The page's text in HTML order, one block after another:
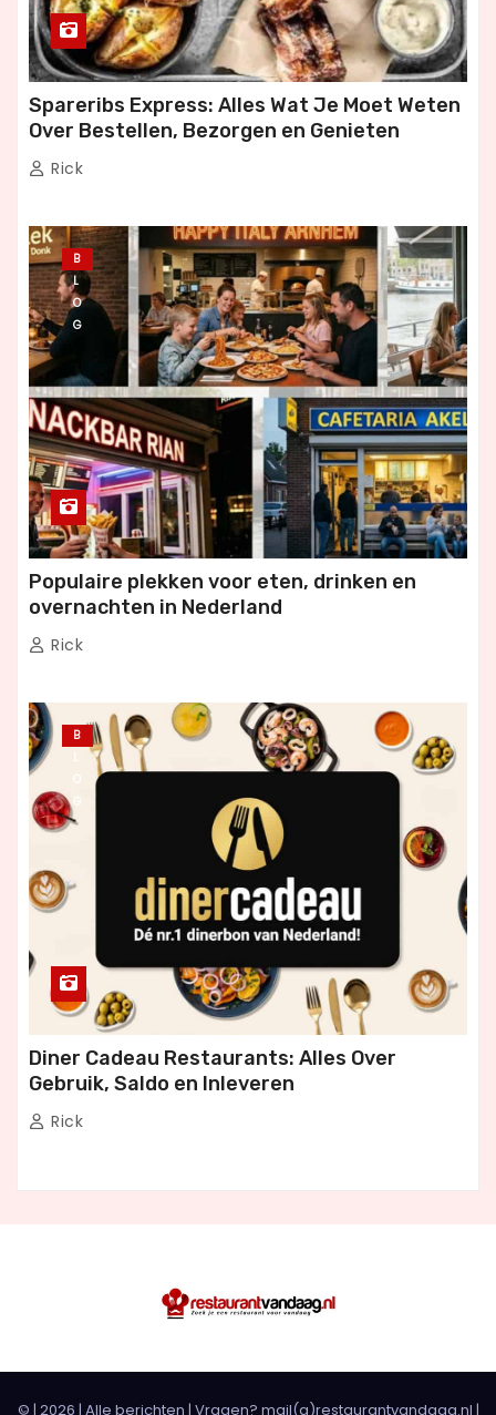
Spareribs Express: Alles Wat Je Moet Weten
Over Bestellen, Bezorgen en Genieten
Rick
B
L
O
G
Populaire plekken voor eten, drinken en
overnachten in Nederland
Rick
B
L
O
G
Diner Cadeau Restaurants: Alles Over
Gebruik, Saldo en Inleveren
Rick
© | 2026 | Alle berichten | Vragen? mail(a)restaurantvandaag.nl |